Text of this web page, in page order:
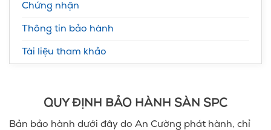
Chứng nhận
Thông tin bảo hành
Tài liệu tham khảo
QUY ĐỊNH BẢO HÀNH SÀN SPC
Bản bảo hành dưới đây do An Cường phát hành, chỉ